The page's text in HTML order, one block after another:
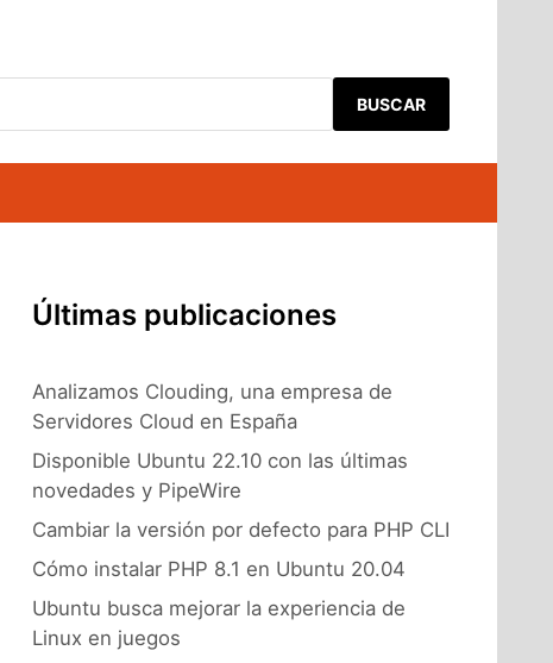
BUSCAR
Últimas publicaciones
Analizamos Clouding, una empresa de
Servidores Cloud en España
Disponible Ubuntu 22.10 con las últimas
novedades y PipeWire
Cambiar la versión por defecto para PHP CLI
Cómo instalar PHP 8.1 en Ubuntu 20.04
Ubuntu busca mejorar la experiencia de
Linux en juegos